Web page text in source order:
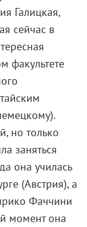
Галицкая,
сейчас в
факультете
но только
заняться
она училась
(Австрия), а
Фаччини
момент она